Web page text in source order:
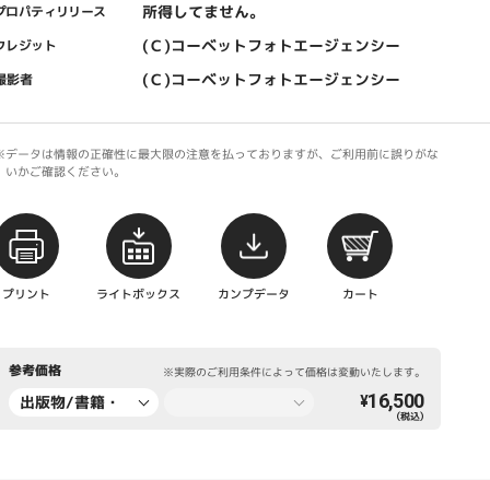
ロパティリリース 所得してません。
レジット (Ｃ)コーベットフォトエージェンシー
影者 (Ｃ)コーベットフォトエージェンシー
ータは情報の正確性に最大限の注意を払っておりますが、ご利用前に誤りがな
いかご確認ください。
プリント ライトボックス カンプデータ カート
参考価格 ※実際のご利用条件によって価格は変動いたします。
出版物/書籍・
¥16,500
（税込）